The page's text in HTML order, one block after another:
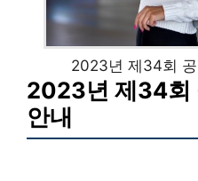
2023년 제34회
2023년 제34회
안내